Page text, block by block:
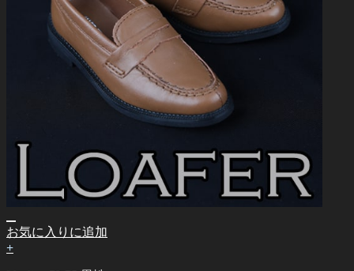
お気に入りに追加
+